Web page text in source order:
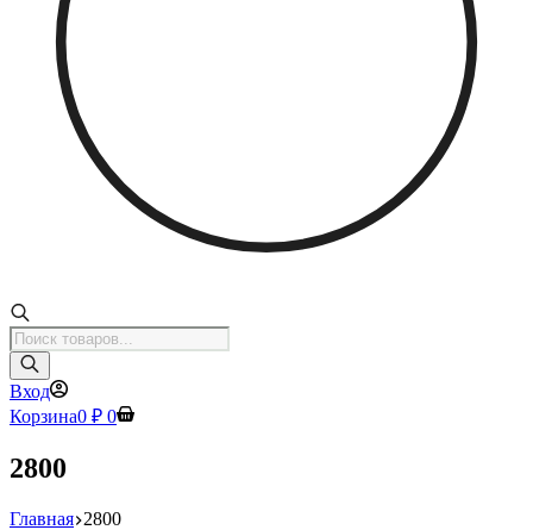
Поиск
товаров
Вход
Корзина0 ₽ 0
2800
Главная 2800